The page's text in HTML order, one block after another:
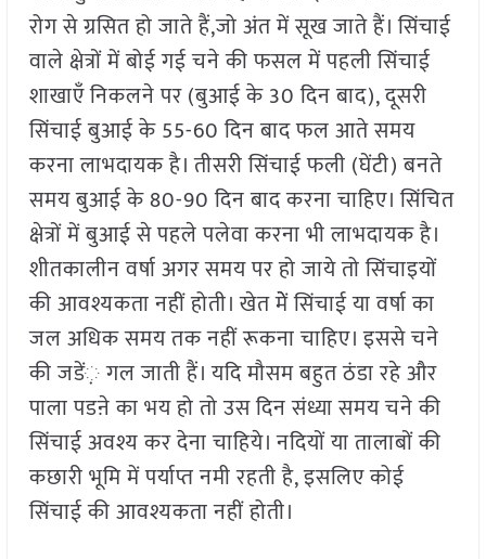
रोग से ग्रसित हो जाते हैं,जो अंत में सूख जाते हैं। सिंचाई
वाले क्षेत्रों में बोई गई चने की फसल में पहली सिंचाई
शाखाएँ निकलने पर (बुआई के 30 दिन बाद), दूसरी
सिंचाई बुआई के 55-60 दिन बाद फल आते समय
करना लाभदायक है। तीसरी सिंचाई फली (घेंटी) बनते
समय बुआई के 80-90 दिन बाद करना चाहिए। सिंचित
क्षेत्रों में बुआई से पहले पलेवा करना भी लाभदायक है।
शीतकालीन वर्षा अगर समय पर हो जाये तो सिंचाइयों
की आवश्यकता नहीं होती। खेत मेें सिंचाई या वर्षा का
जल अधिक समय तक नहीं रूकना चाहिए। इससे चने
की जडें़ गल जाती हैं। यदि मौसम बहुत ठंडा रहे और
पाला पडऩे का भय हो तो उस दिन संध्या समय चने की
सिंचाई अवश्य कर देना चाहिये। नदियों या तालाबों की
कछारी भूमि में पर्याप्त नमी रहती है, इसलिए कोई
सिंचाई की आवश्यकता नहीं होती।